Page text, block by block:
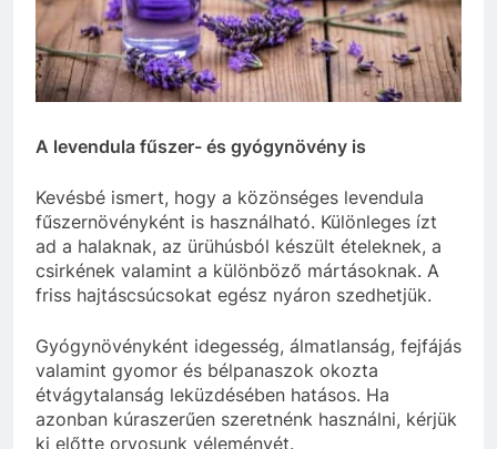
A levendula fűszer- és gyógynövény is
Kevésbé ismert, hogy a közönséges levendula
fűszernövényként is használható. Különleges ízt
ad a halaknak, az ürühúsból készült ételeknek, a
csirkének valamint a különböző mártásoknak. A
friss hajtáscsúcsokat egész nyáron szedhetjük.
Gyógynövényként idegesség, álmatlanság, fejfájás
valamint gyomor és bélpanaszok okozta
étvágytalanság leküzdésében hatásos. Ha
azonban kúraszerűen szeretnénk használni, kérjük
ki előtte orvosunk véleményét.